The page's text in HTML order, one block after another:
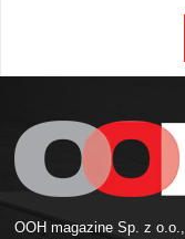
OOH magazine Sp. z o.o.,